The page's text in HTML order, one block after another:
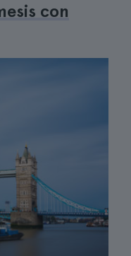
con